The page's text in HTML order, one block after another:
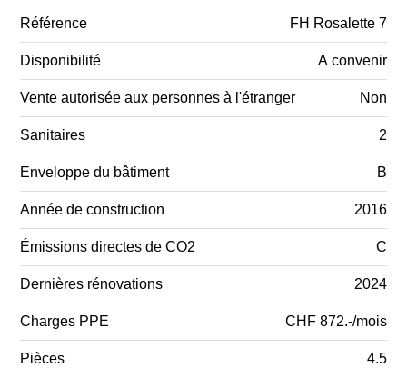
Référence FH Rosalette 7
Disponibilité A convenir
Vente autorisée aux personnes à l'étranger Non
Sanitaires 2
Enveloppe du bâtiment B
Année de construction 2016
Émissions directes de CO2 C
Dernières rénovations 2024
Charges PPE CHF 872.-/mois
Pièces 4.5